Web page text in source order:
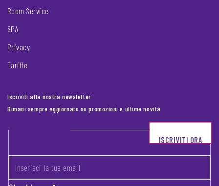
Room Service
SPA
Privacy
Tariffe
Iscriviti alla nostra newsletter
Rimani sempre aggiornato su promozioni e ultime novità
Footer newsletter
ISCRIVITI ORA